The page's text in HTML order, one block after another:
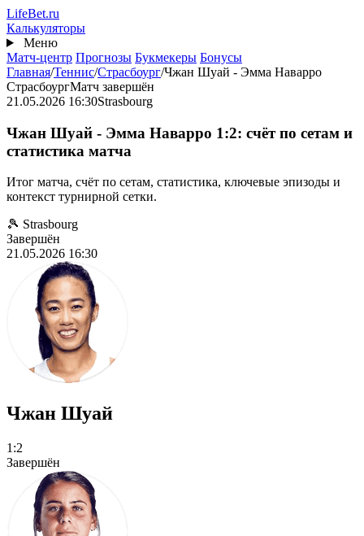
Перейти
к
основному
содержанию
LifeBet.ru
Калькуляторы
Меню
Матч-центр Прогнозы Букмекеры Бонусы
Главная/Теннис/Страсбоург/Чжан Шуай - Эмма Наварро
СтрасбоургМатч завершён
21.05.2026 16:30Strasbourg
Чжан Шуай - Эмма Наварро 1:2: счёт по сетам и
статистика матча
Итог матча, счёт по сетам, статистика, ключевые эпизоды и
контекст турнирной сетки.
🎾 Strasbourg
Завершён
21.05.2026 16:30
Чжан Шуай
1:2
Завершён